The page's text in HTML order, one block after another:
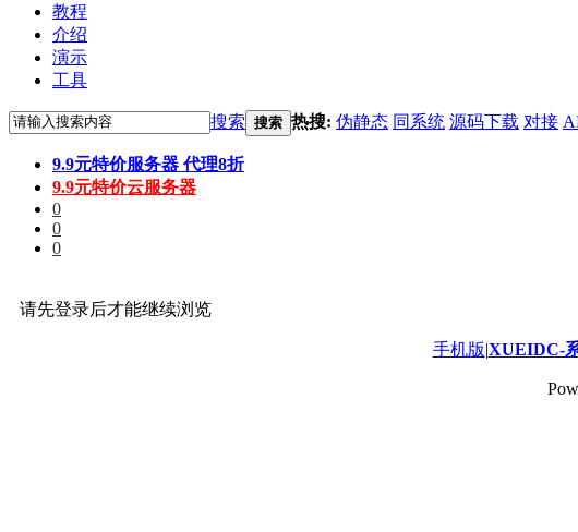
教程
介绍
演示
工具
搜索 搜索 热搜: 伪静态 同系统 源码下载 对接
9.9元特价服务器 代理8折
9.9元特价云服务器
0
0
0
请先登录后才能继续浏览
手机版|XUEIDC-